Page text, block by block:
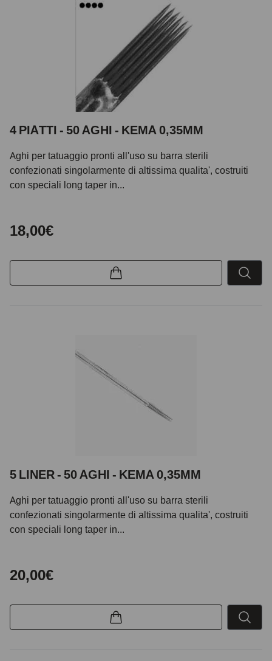
4 PIATTI - 50 AGHI - KEMA 0,35MM
Aghi per tatuaggio pronti all'uso su barra sterili
confezionati singolarmente di altissima qualita', costruiti
con speciali long taper in...
18,00€
5 LINER - 50 AGHI - KEMA 0,35MM
Aghi per tatuaggio pronti all'uso su barra sterili
confezionati singolarmente di altissima qualita', costruiti
con speciali long taper in...
20,00€